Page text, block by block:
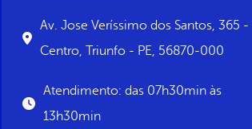
Av. Jose Veríssimo dos Santos, 365 -
Centro, Triunfo - PE, 56870-000
Atendimento: das 07h30min às
13h30min